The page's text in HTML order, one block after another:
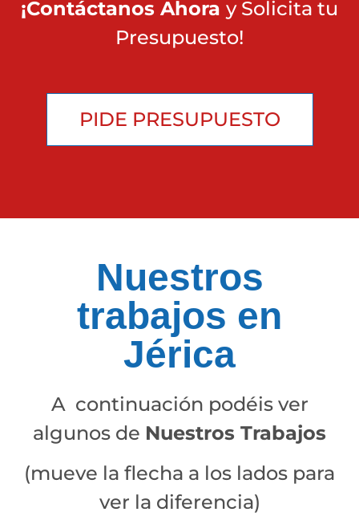
¡Contáctanos Ahora y Solicita tu
Presupuesto!
PIDE PRESUPUESTO
Nuestros
trabajos en
Jérica
A continuación podéis ver
algunos de Nuestros Trabajos
(mueve la flecha a los lados para
ver la diferencia)